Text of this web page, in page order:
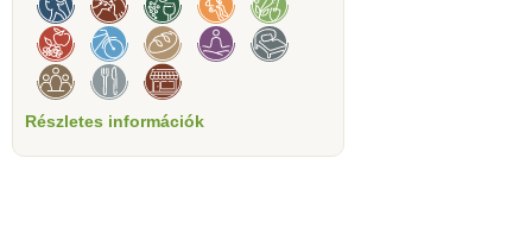
Részletes információk